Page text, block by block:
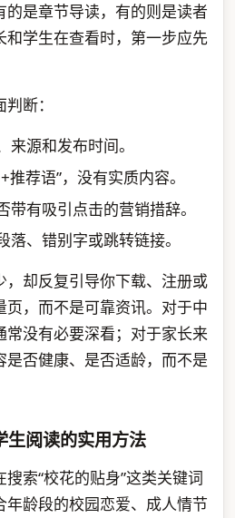
的是章节导读，有的则是读者
学生在查看时，第一步应先
断：
源和发布时间。
荐语”，没有实质内容。
带有吸引点击的营销措辞。
落、错别字或跳转链接。
却反复引导你下载、注册或
，而不是可靠资讯。对于中
常没有必要深看；对于家长来
否健康、是否适龄，而不是
生阅读的实用方法
索“校花的贴身”这类关键词
年龄段的校园恋爱、成人情节